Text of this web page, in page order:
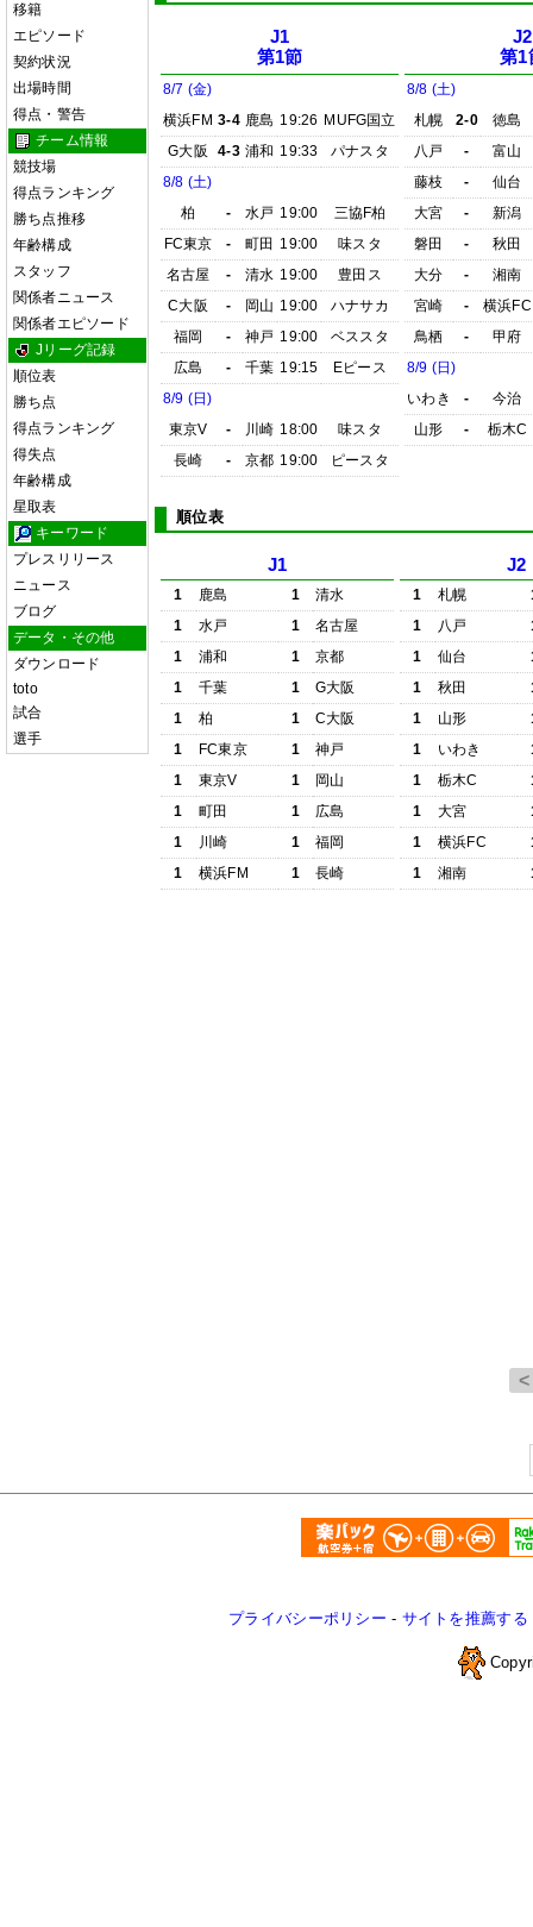
移籍
エピソード
契約状況
出場時間
得点・警告
チーム情報
競技場
得点ランキング
勝ち点推移
年齢構成
スタッフ
関係者ニュース
関係者エピソード
Jリーグ記録
順位表
勝ち点
得点ランキング
得失点
年齢構成
星取表
キーワード
プレスリリース
ニュース
ブログ
データ・その他
ダウンロード
toto
試合
選手
J1
第1節
8/7 (金)
横浜FM 3-4 鹿島 19:26 MUFG国立
G大阪
4-3 浦和 19:33
パナスタ
8/8 (土)
柏
- 水戸 19:00
三協F柏
FC東京
- 町田 19:00
味スタ
名古屋
- 清水 19:00
豊田ス
C大阪
- 岡山 19:00
ハナサカ
福岡
- 神戸 19:00
ベススタ
広島
- 千葉 19:15
Eピース
8/9 (日)
東京V
- 川崎 18:00
味スタ
長崎
- 京都 19:00 ピースタ
J2
第1
8/8 (土)
札幌
2-0
徳島
八戸
-
富山
藤枝
-
仙台
大宮
-
新潟
磐田
-
秋田
大分
-
湘南
宮崎
-
横浜FC
鳥栖
-
甲府
8/9 (日)
いわき
-
今治
山形
- 栃木C
順位表
J1
1 鹿島 1
清水
1
水戸 1
名古屋
1
浦和 1
京都
1
千葉 1
G大阪
1
柏 1
C大阪
1
FC東京 1
神戸
1
東京V 1
岡山
1
町田 1
広島
1
川崎 1
福岡
1
横浜FM 1 長崎
J2
1 札幌
1
八戸
1
仙台
1
秋田
1
山形
1
いわき
1
栃木C
1
大宮
1
横浜FC
1
湘南
プライバシーポリシー - サイトを推薦する